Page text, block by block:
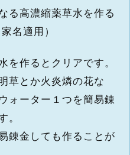
る高濃縮薬草水を作る
名適用）
を作るとクリアです。
草とか火炎燐の花な
ォーター１つを簡易錬
。
錬金しても作ることが